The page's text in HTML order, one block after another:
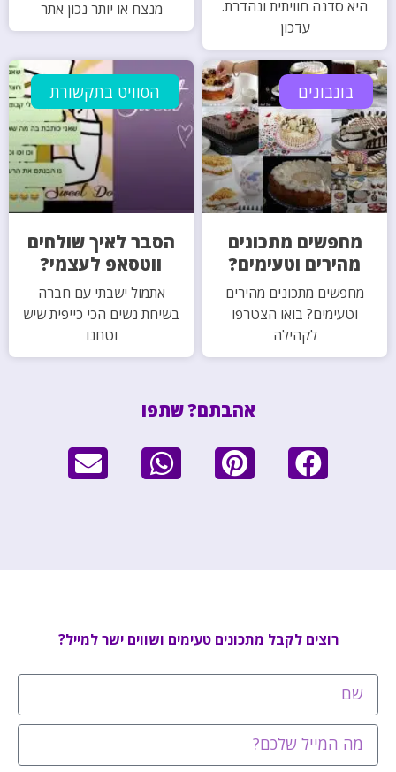
היא סדנה חוויתית ונהדרת.
עדכון
מנצח או יותר נכון אתר
בונבונים
מחפשים מתכונים
מהירים וטעימים?
מחפשים מתכונים מהירים
וטעימים? בואו הצטרפו
לקהילה
הסוויט בתקשורת
הסבר לאיך שולחים
ווטסאפ לעצמי?
אתמול ישבתי עם חברה
בשיחת נשים הכי כייפית שיש
וטחנו
אהבתם? שתפו
רוצים לקבל מתכונים טעימים ושווים ישר למייל?